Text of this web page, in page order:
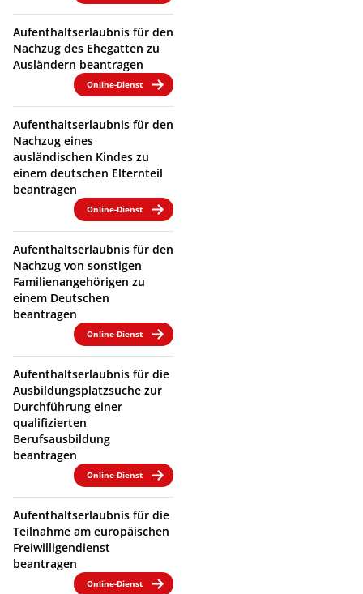
Aufenthaltserlaubnis für den
Nachzug des Ehegatten zu
Ausländern beantragen
Online-Dienst
Aufenthaltserlaubnis für den
Nachzug eines
ausländischen Kindes zu
einem deutschen Elternteil
beantragen
Online-Dienst
Aufenthaltserlaubnis für den
Nachzug von sonstigen
Familienangehörigen zu
einem Deutschen
beantragen
Online-Dienst
Aufenthaltserlaubnis für die
Ausbildungsplatzsuche zur
Durchführung einer
qualifizierten
Berufsausbildung
beantragen
Online-Dienst
Aufenthaltserlaubnis für die
Teilnahme am europäischen
Freiwilligendienst
beantragen
Online-Dienst